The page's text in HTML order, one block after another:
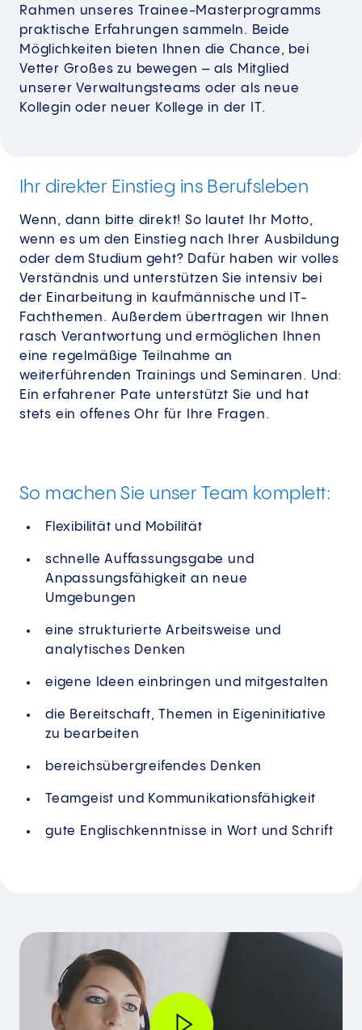
Rahmen unseres Trainee-Masterprogramms
praktische Erfahrungen sammeln. Beide
Möglichkeiten bieten Ihnen die Chance, bei
Vetter Großes zu bewegen – als Mitglied
unserer Verwaltungsteams oder als neue
Kollegin oder neuer Kollege in der IT.
Ihr direkter Einstieg ins Berufsleben
Wenn, dann bitte direkt! So lautet Ihr Motto,
wenn es um den Einstieg nach Ihrer Ausbildung
oder dem Studium geht? Dafür haben wir volles
Verständnis und unterstützen Sie intensiv bei
der Einarbeitung in kaufmännische und IT-
Fachthemen. Außerdem übertragen wir Ihnen
rasch Verantwortung und ermöglichen Ihnen
eine regelmäßige Teilnahme an
weiterführenden Trainings und Seminaren. Und:
Ein erfahrener Pate unterstützt Sie und hat
stets ein offenes Ohr für Ihre Fragen.
So machen Sie unser Team komplett:
Flexibilität und Mobilität
schnelle Auffassungsgabe und
Anpassungsfähigkeit an neue
Umgebungen
eine strukturierte Arbeitsweise und
analytisches Denken
eigene Ideen einbringen und mitgestalten
die Bereitschaft, Themen in Eigeninitiative
zu bearbeiten
bereichsübergreifendes Denken
Teamgeist und Kommunikationsfähigkeit
gute Englischkenntnisse in Wort und Schrift